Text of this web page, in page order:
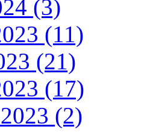
(3)
(11)
(21)
(17)
(2)